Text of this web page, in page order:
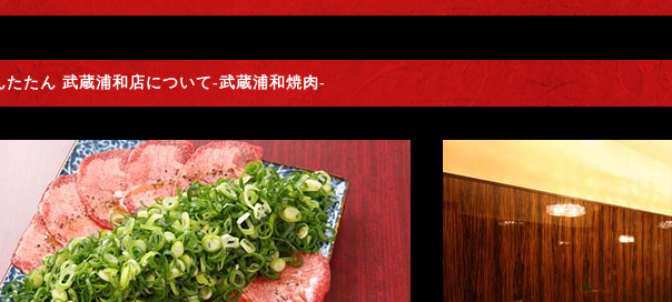
たたん 武蔵浦和店について-武蔵浦和焼肉-